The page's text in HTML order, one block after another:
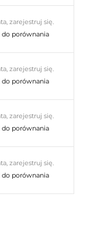
zarejestruj się.
do porównania
zarejestruj się.
do porównania
zarejestruj się.
do porównania
zarejestruj się.
do porównania